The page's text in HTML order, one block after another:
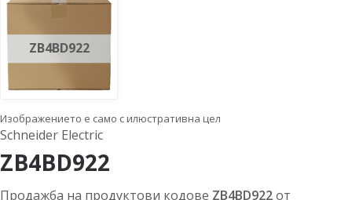
ZB4BD922
Изображението е само с илюстративна цел
Schneider Electric
ZB4BD922
Продажба на продуктови кодове ZB4BD922от